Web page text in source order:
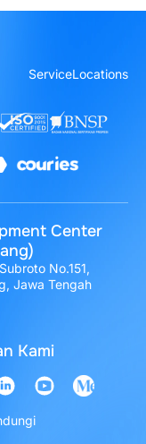
ServiceLocations
Center
No.151,
Jawa Tengah
Kami